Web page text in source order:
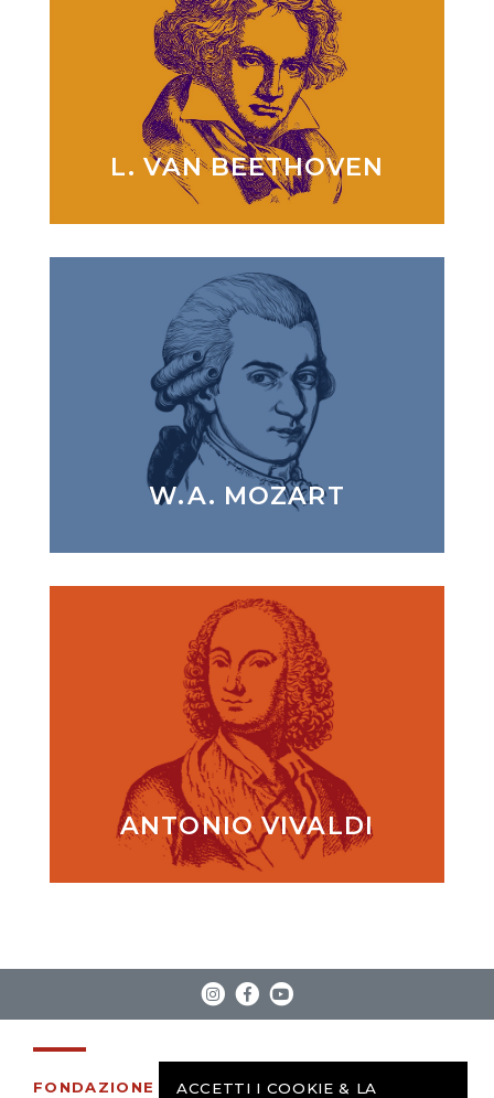
L. VAN BEETHOVEN
W.A. MOZART
ANTONIO VIVALDI
FONDAZIONE
ACCETTI I COOKIE & LA